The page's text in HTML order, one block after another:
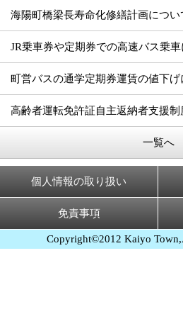
海陽町橋梁長寿命化修繕計画につい
町営バスの通学定期券運賃の値下げ
高齢者運転免許証自主返納者支援制
一覧へ
個人情報の取り扱い
免責事項
Copyright©2012 Kaiyo